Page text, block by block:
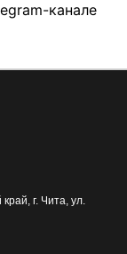
канале
г. Чита, ул.